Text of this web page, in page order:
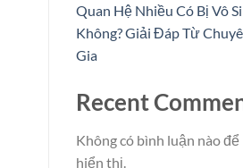
Quan Hệ Nhiều Có Bị Vô
Không? Giải Đáp Từ
Gia
Recent
Không có bình luận nào để
hiển thị.